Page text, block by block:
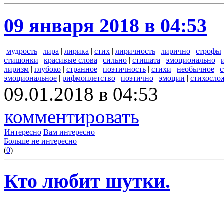
09 января 2018 в 04:53
мудрость | лира | лирика | стих | лиричность | лирично | строфы
стишонки | красивые слова | сильно | стишата | эмоционально |
лиризм | глубоко | странное | поэтичность | стихи | необычное |
эмоциональное | рифмоплетство | поэтично | эмоции |
09.01.2018 в 04:53
комментировать
Интересно Вам интересно
Больше не интересно
(0)
Кто любит шутки.